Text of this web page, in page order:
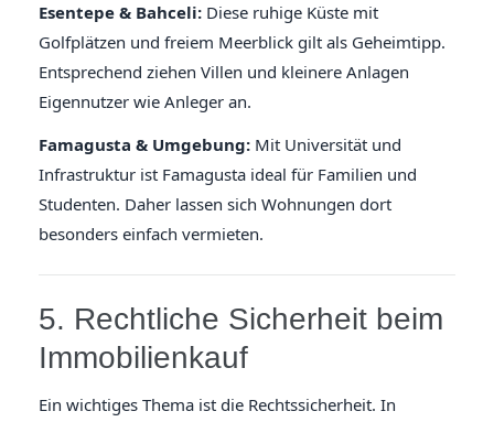
Esentepe & Bahceli: Diese ruhige Küste mit
Golfplätzen und freiem Meerblick gilt als Geheimtipp.
Entsprechend ziehen Villen und kleinere Anlagen
Eigennutzer wie Anleger an.
Famagusta & Umgebung: Mit Universität und
Infrastruktur ist Famagusta ideal für Familien und
Studenten. Daher lassen sich Wohnungen dort
besonders einfach vermieten.
5. Rechtliche Sicherheit beim
Immobilienkauf
Ein wichtiges Thema ist die Rechtssicherheit. In